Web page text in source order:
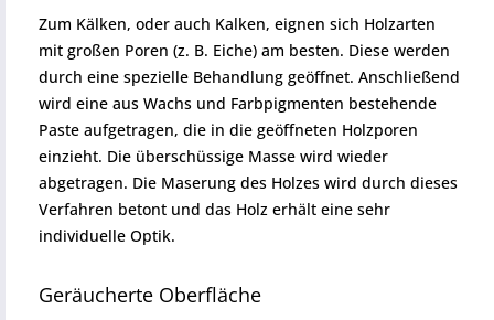
Zum Kälken, oder auch Kalken, eignen sich Holzarten
mit großen Poren (z. B. Eiche) am besten. Diese werden
durch eine spezielle Behandlung geöffnet. Anschließend
wird eine aus Wachs und Farbpigmenten bestehende
Paste aufgetragen, die in die geöffneten Holzporen
einzieht. Die überschüssige Masse wird wieder
abgetragen. Die Maserung des Holzes wird durch dieses
Verfahren betont und das Holz erhält eine sehr
individuelle Optik.
Geräucherte Oberfläche